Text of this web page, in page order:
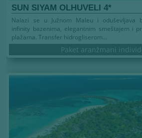
SUN SIYAM OLHUVELI 4*
Nalazi se u Južnom Maleu i oduševljava
infinity bazenima, elegantnim smeštajem i
plažama. Transfer hidrogliserom...
Paket aranžmani